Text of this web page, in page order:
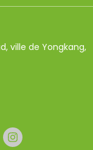
ville de Yongkang,